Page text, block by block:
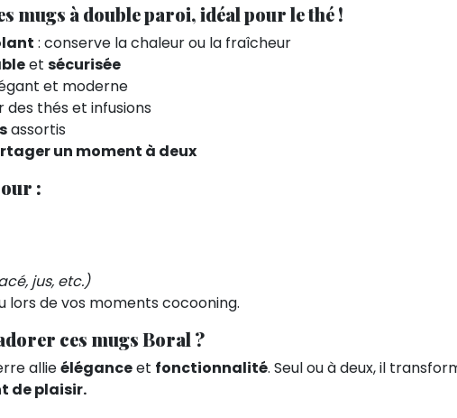
mugs à double paroi, idéal pour le thé !
: conserve la chaleur ou la fraîcheur
et sécurisée
et moderne
des thés et infusions
assortis
un moment à deux
:
jus, etc.)
lors de vos moments cocooning.
ces mugs Boral ?
allieéléganceet fonctionnalité. Seul ou à deux, il
de plaisir.